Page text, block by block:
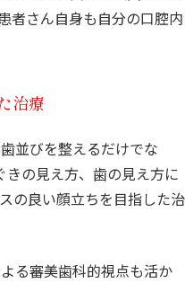
者さん自身も自分の口腔内
治療
並びを整えるだけでな
きの見え方、歯の見え方に
の良い顔立ちを目指した治
る審美歯科的視点も活か